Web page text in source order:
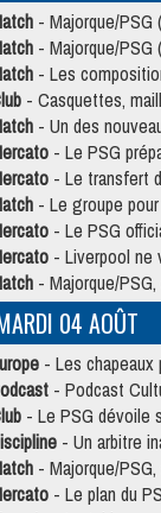
- Majorque/PSG
- Majorque/PSG
- Les compositions
- Casquettes, maillots
- Un des
- Le PSG
- Le transfert de
- Le groupe
- Le PSG
- Liverpool ne
- Majorque/PSG, quelle
04 AOÛT
- Les chapeaux
- Podcast
- Le PSG dévoile sa
- Un arbitre
- Majorque/PSG, sur
- Le plan du